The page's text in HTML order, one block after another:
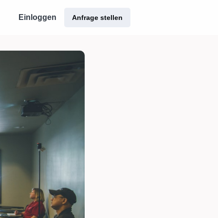
Einloggen Anfrage stellen